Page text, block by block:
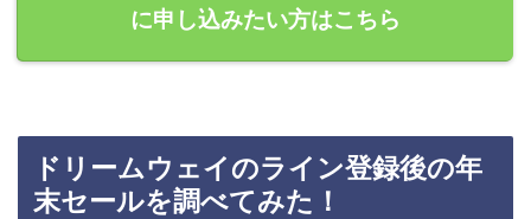
に申し込みたい方はこちら
ドリームウェイのライン登録後の年
末セールを調べてみた！